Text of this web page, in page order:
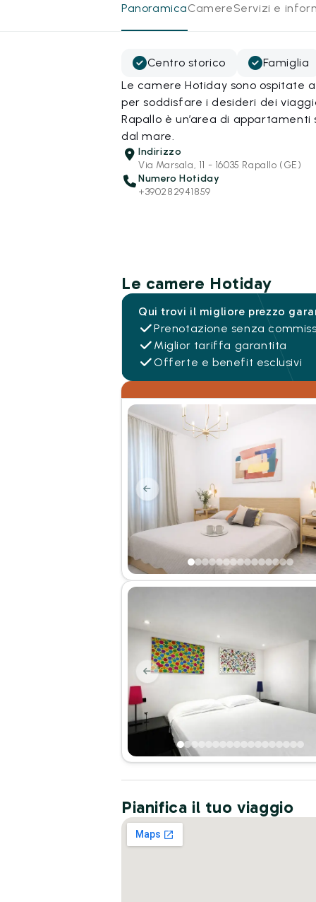
PanoramicaCamereServizi e
Centro storico Famiglia
Le camere Hotiday sono ospitate
per soddisfare i desideri dei
Rapallo è un’area di
dal mare.
Indirizzo
Via Marsala, 11 - 16035 Rapallo (GE)
Numero Hotiday
+390282941859
Le camere Hotiday
Qui trovi il migliore prezzo
Prenotazione senza
Miglior tariffa garantita
Offerte e benefit esclusivi
Pianifica il tuo viaggio